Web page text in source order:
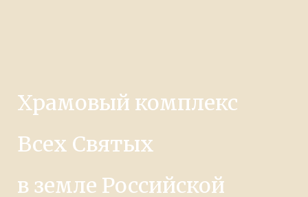
Храмовый комплекс
Всех Святых
в земле Российской